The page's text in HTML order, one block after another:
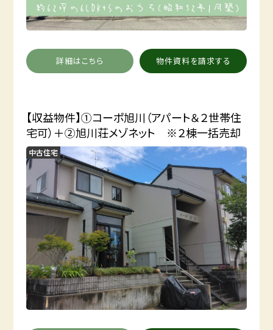
詳細はこちら 物件資料を請求する
【収益物件】①コーポ旭川（アパート＆２世帯住
宅可）＋②旭川荘メゾネット ※２棟一括売却
中古住宅